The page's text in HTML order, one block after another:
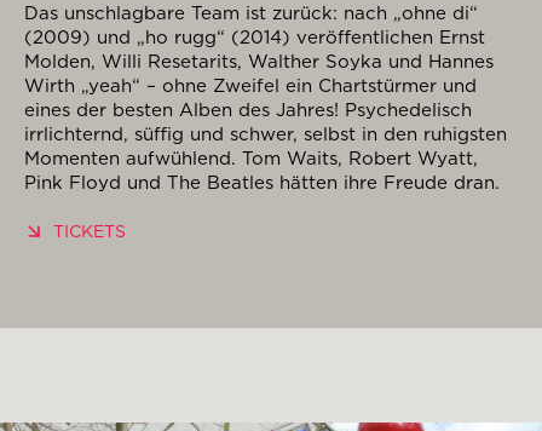
Das unschlagbare Team ist zurück: nach „ohne di“
(2009) und „ho rugg“ (2014) veröffentlichen Ernst
Molden, Willi Resetarits, Walther Soyka und Hannes
Wirth „yeah“ – ohne Zweifel ein Chartstürmer und
eines der besten Alben des Jahres! Psychedelisch
irrlichternd, süffig und schwer, selbst in den ruhigsten
Momenten aufwühlend. Tom Waits, Robert Wyatt,
Pink Floyd und The Beatles hätten ihre Freude dran.
TICKETS